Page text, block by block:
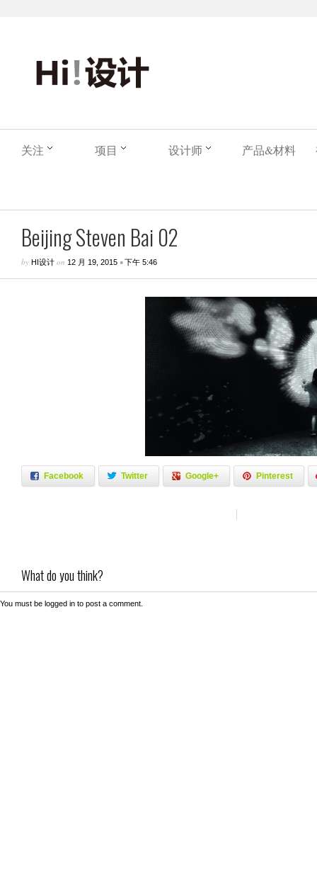
关注 项目 设计师 产品&材料
Beijing Steven Bai 02
by HI设计 on 12 月 19, 2015 •下午 5:46
Facebook Twitter Google+ Pinterest
What do you think?
You must be logged in to post a comment.